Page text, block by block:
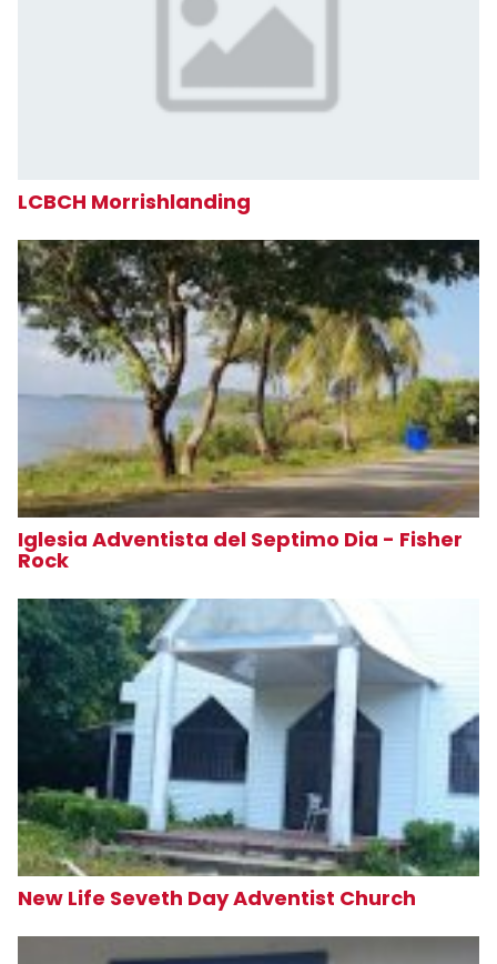
LCBCH Morrishlanding
Iglesia Adventista del Septimo Dia - Fisher
Rock
New Life Seveth Day Adventist Church